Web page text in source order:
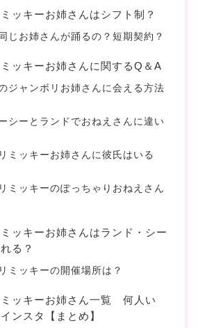
ッキーお姉さんはシフト制？
じお姉さんが踊るの？短期契約？
ッキーお姉さんに関するQ＆A
ジャンボリお姉さんに会える方法
シーとランドでおねえさんに違い
ミッキーお姉さんに彼氏はいる
ミッキーのぽっちゃりおねえさん
ッキーお姉さんはランド・シー
る？
ミッキーの開催場所は？
ッキーお姉さん一覧 何人い
ンスタ【まとめ】